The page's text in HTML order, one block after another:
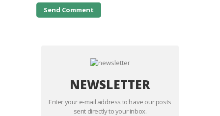
NEWSLETTER
Enter your e-mail address to have our posts
sent directly to your inbox.